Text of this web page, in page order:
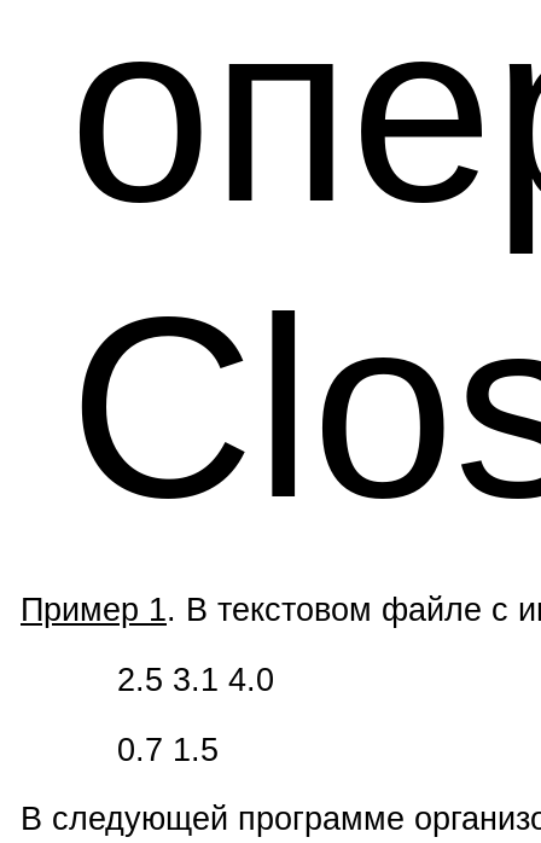
Пример 1. В текстовом файле с
2.5 3.1 4.0
0.7 1.5
В следующей программе